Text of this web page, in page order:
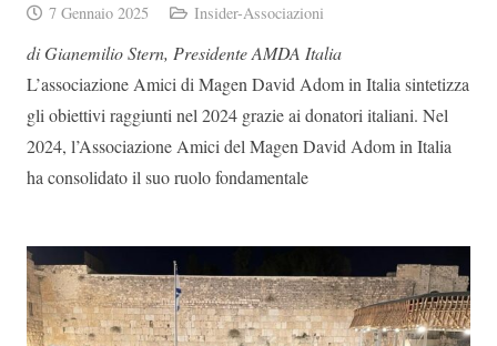
7 Gennaio 2025 Insider-Associazioni
di Gianemilio Stern, Presidente AMDA Italia
L’associazione Amici di Magen David Adom in Italia sintetizza
gli obiettivi raggiunti nel 2024 grazie ai donatori italiani. Nel
2024, l’Associazione Amici del Magen David Adom in Italia
ha consolidato il suo ruolo fondamentale